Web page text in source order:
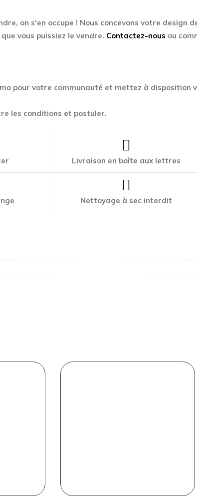
on s'en occupe ! Nous concevons votre design
vous puissiez le vendre. Contactez-nous ou
pour votre communauté et mettez à disposition
les conditions et postuler.
Livraison en boîte aux lettres
Nettoyage à sec interdit